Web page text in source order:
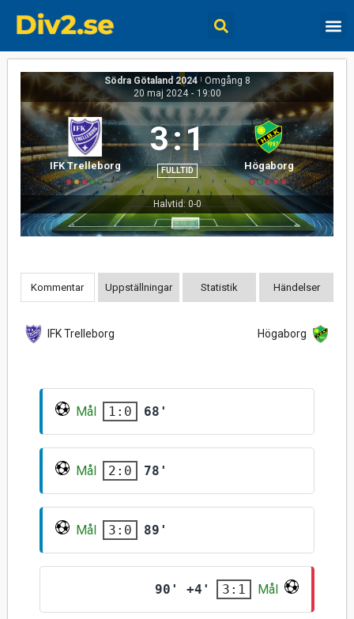
Södra Götaland 2024 | Omgång 8
20 maj 2024 - 19:00
IFK Trelleborg
3:1
FULLTID Högaborg
Halvtid: 0-0
Kommentar Uppställningar Statistik Händelser
IFK Trelleborg Högaborg
Mål 1:0 68'
Mål 2:0 78'
Mål 3:0 89'
90' +4' 3:1 Mål